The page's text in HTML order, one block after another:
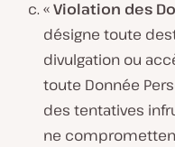
«Violation des
désigne toute
divulgation ou
toute Donnée
des tentatives
ne